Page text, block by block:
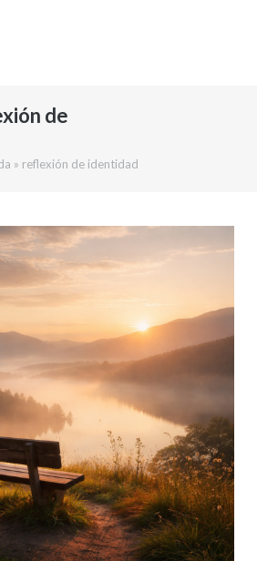
de
» reflexión de identidad